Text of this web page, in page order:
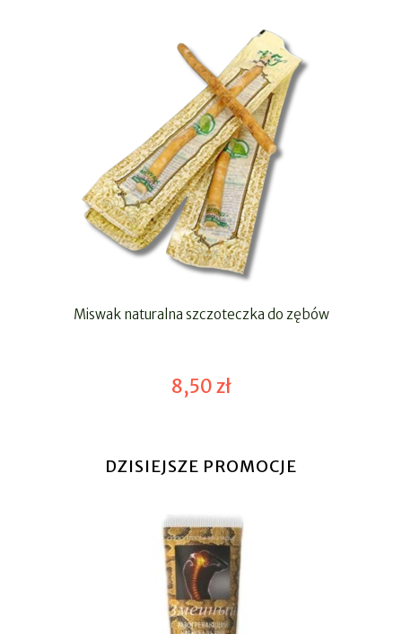
Miswak naturalna szczoteczka do zębów
8,50 zł
DZISIEJSZE PROMOCJE